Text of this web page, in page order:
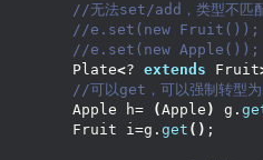
//无法set/add，类型不
//e.set(new Fruit());
//e.set(new Apple());
        Plate
<? extends Fruit
//可以get，可以强制转型
        Apple h=
(Apple ) g.
        Fruit i=g.
get () ;